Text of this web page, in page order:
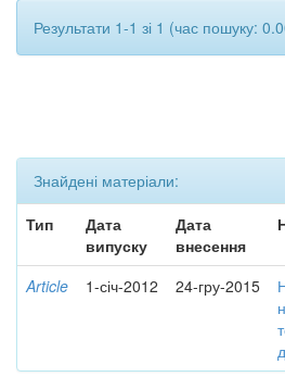
Результати 1-1 зі 1 (час пошуку:
Знайдені матеріали:
Тип
Дата
випуску
Дата
внесення
Article 1-січ-2012 24-гру-2015